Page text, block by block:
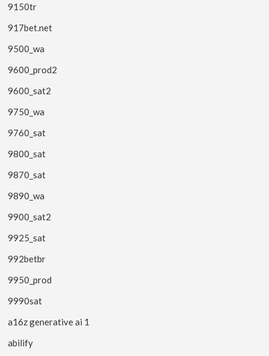
9150tr
917bet.net
9500_wa
9600_prod2
9600_sat2
9750_wa
9760_sat
9800_sat
9870_sat
9890_wa
9900_sat2
9925_sat
992betbr
9950_prod
9990sat
a16z generative ai 1
abilify